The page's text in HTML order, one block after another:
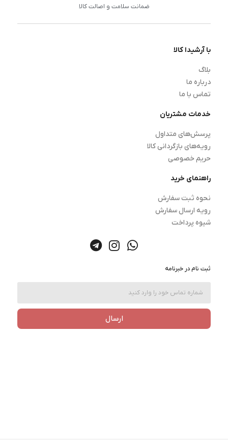
ضمانت سلامت و اصالت کالا
با آرشیدا کالا
بلاگ
درباره ما
تماس با ما
خدمات مشتریان
پرسش‌های متداول
رویه‌های بازگردانی کالا
حریم خصوصی
راهنمای خرید
نحوه ثبت سفارش
رویه ارسال سفارش
شیوه پرداخت
ثبت نام در خبرنامه
ارسال